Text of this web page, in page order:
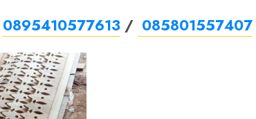
0895410577613/ 085801557407